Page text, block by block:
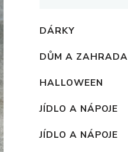
DÁRKY
DŮM A ZAHRADA
HALLOWEEN
JÍDLO A NÁPOJE
JÍDLO A NÁPOJE